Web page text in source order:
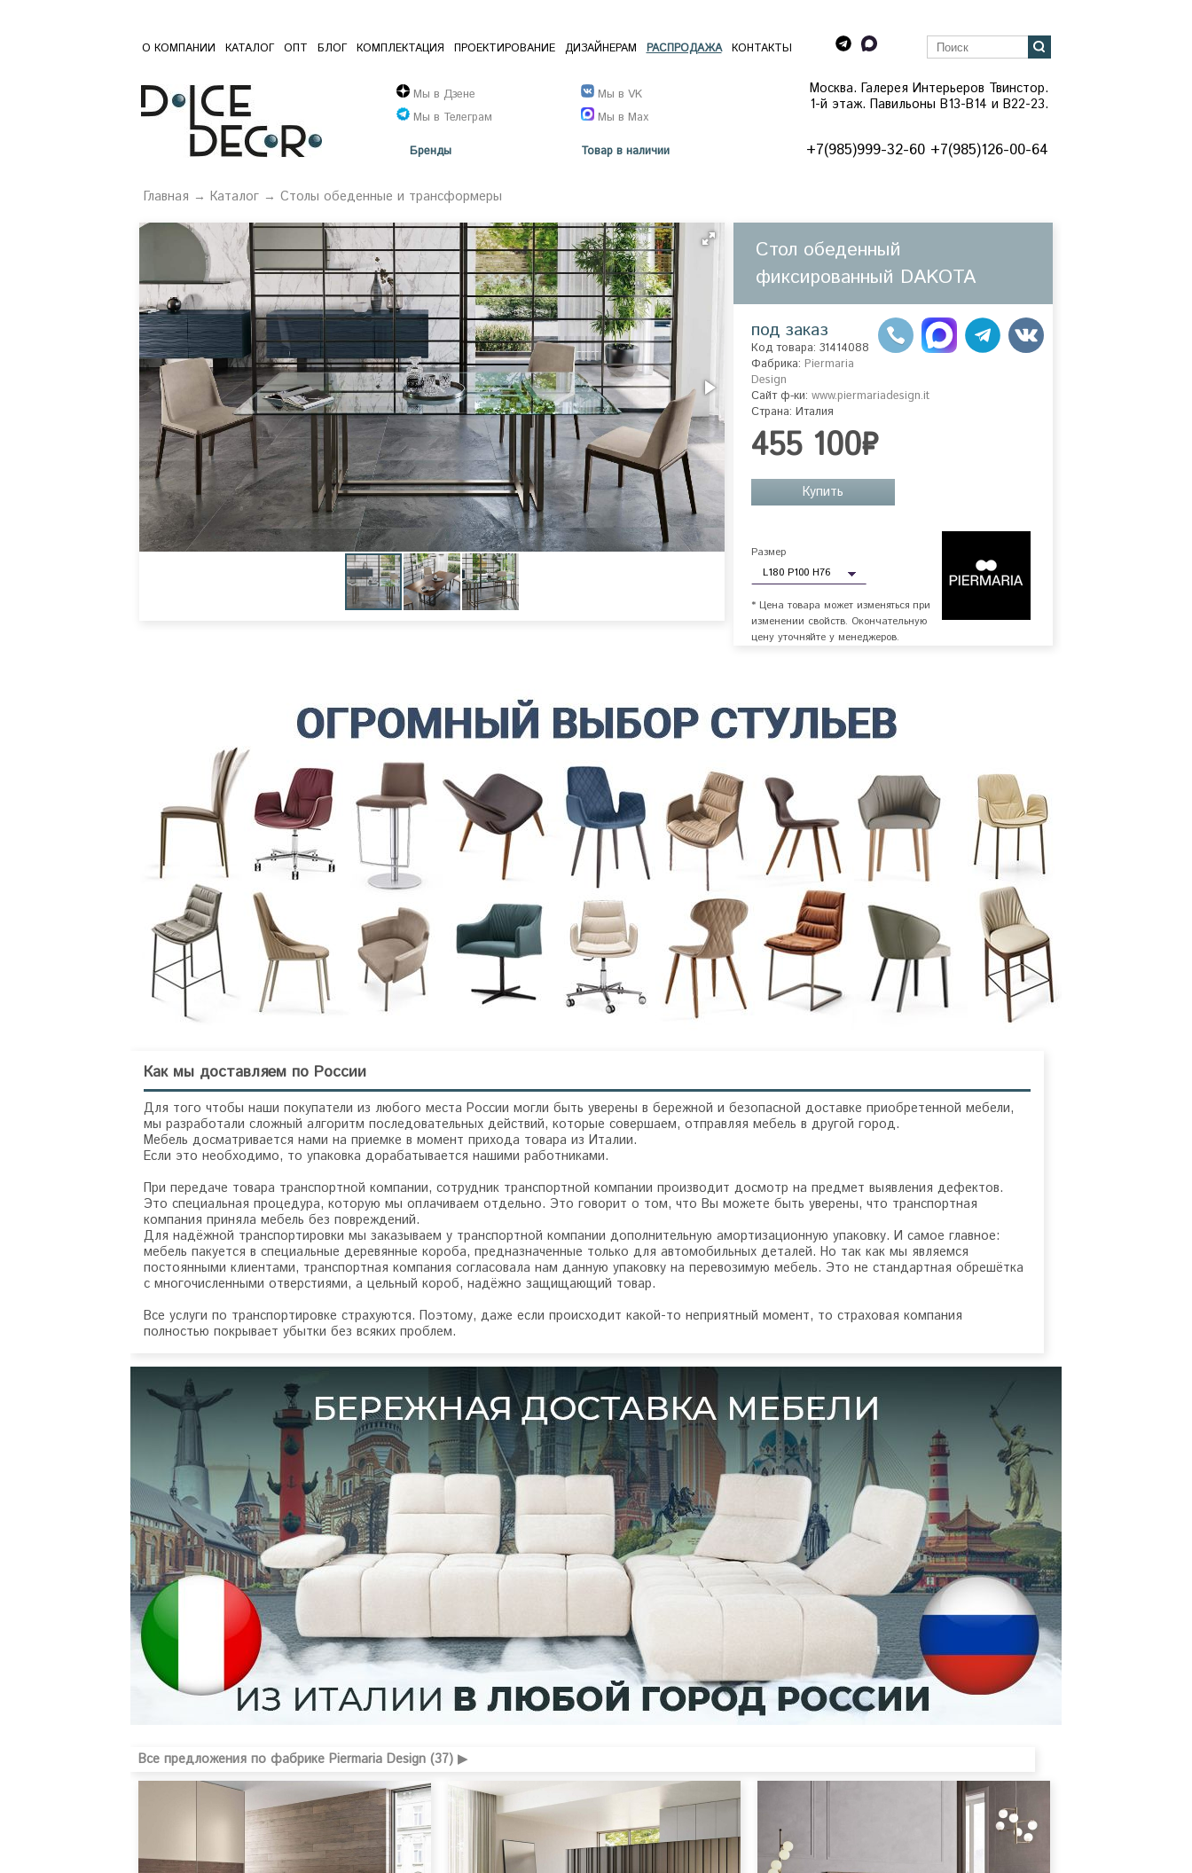
О КОМПАНИИ КАТАЛОГ ОПТ БЛОГ КОМПЛЕКТАЦИЯ ПРОЕКТИРОВАНИЕ ДИЗАЙНЕРАМ РАСПРОДАЖА КОНТАКТЫ
+7(985)999-32-60 +7(985)126-00-64
Москва. Галерея Интерьеров Твинстор.
1-й этаж. Павильоны B13-B14 и В22-23.
Мы в Дзене
Мы в Телеграм
Бренды
Мы в VK
Мы в Max
Товар в наличии
Главная → Каталог → Столы обеденные и трансформеры
Стол обеденный
фиксированный DAKOTA
под заказ
Код товара: 31414088
Фабрика: Piermaria
Design
Сайт ф-ки: www.piermariadesign.it
Страна: Италия
455 100₽
Купить
Размер
* Цена товара может изменяться при
изменении свойств. Окончательную
цену уточняйте у менеджеров.
Как мы доставляем по России
Для того чтобы наши покупатели из любого места России могли быть уверены в бережной и безопасной доставке приобретенной мебели,
мы разработали сложный алгоритм последовательных действий, которые совершаем, отправляя мебель в другой город.
Мебель досматривается нами на приемке в момент прихода товара из Италии.
Если это необходимо, то упаковка дорабатывается нашими работниками.
При передаче товара транспортной компании, сотрудник транспортной компании производит досмотр на предмет выявления дефектов.
Это специальная процедура, которую мы оплачиваем отдельно. Это говорит о том, что Вы можете быть уверены, что транспортная
компания приняла мебель без повреждений.
Для надёжной транспортировки мы заказываем у транспортной компании дополнительную амортизационную упаковку. И самое главное:
мебель пакуется в специальные деревянные короба, предназначенные только для автомобильных деталей. Но так как мы являемся
постоянными клиентами, транспортная компания согласовала нам данную упаковку на перевозимую мебель. Это не стандартная обрешётка
с многочисленными отверстиями, а цельный короб, надёжно защищающий товар.
Все услуги по транспортировке страхуются. Поэтому, даже если происходит какой-то неприятный момент, то страховая компания
полностью покрывает убытки без всяких проблем.
Все предложения по фабрике Piermaria Design (37) ▶